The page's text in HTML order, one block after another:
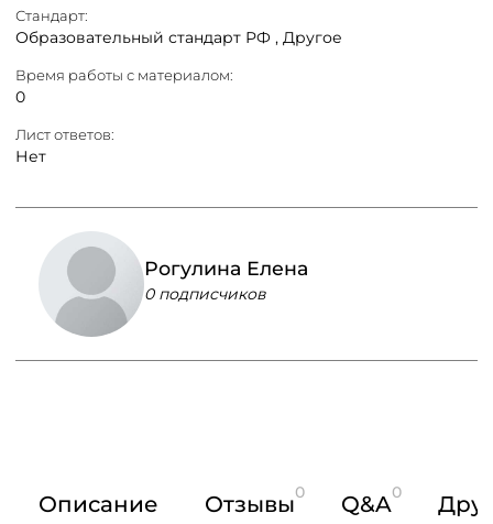
Стандарт:
Образовательный стандарт РФ , Другое
Время работы с материалом:
0
Лист ответов:
Нет
Рогулина Елена
0 подписчиков
Описание Отзывы0 Q&A0